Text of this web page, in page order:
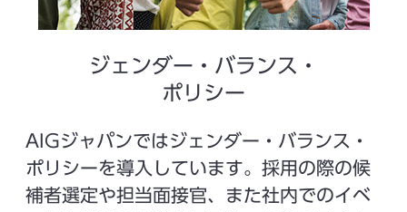
ジェンダー・バランス・
ポリシー
AIGジャパンではジェンダー・バランス・
ポリシーを導入しています。採用の際の候
補者選定や担当面接官、また社内でのイベ